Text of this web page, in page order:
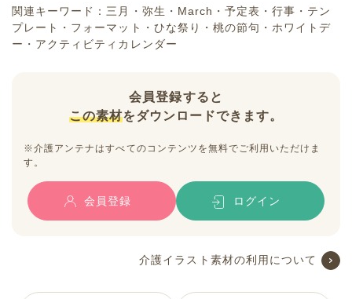
関連キーワード：三月・弥生・March・予定表・行事・テン
プレート・フォーマット・ひな祭り・桃の節句・ホワイトデ
ー・アクティビティカレンダー
会員登録すると
この素材をダウンロードできます。
※介護アンテナはすべてのコンテンツを無料でご利用いただけま
す。
会員登録 ログイン
介護イラスト素材の利用について